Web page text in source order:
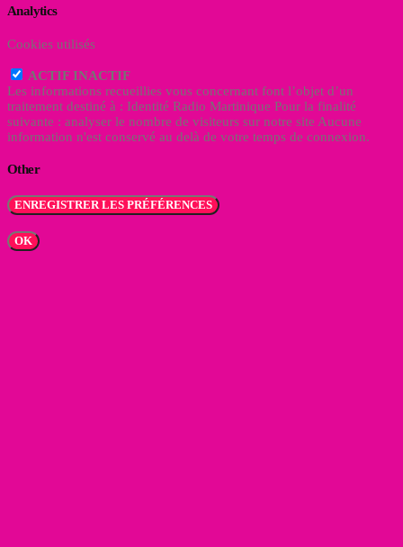
Analytics
Cookies utilisés
ACTIF INACTIF
Les informations recueillies vous concernant font l’objet d’un
traitement destiné à : Identité Radio Martinique Pour la finalité
suivante : analyser le nombre de visiteurs sur notre site Aucune
information n'est conservé au delà de votre temps de connexion.
Other
OK